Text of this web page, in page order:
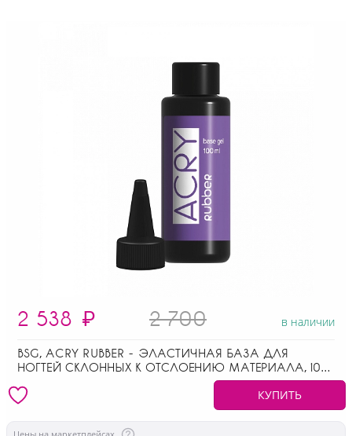
2 538 ₽ 2 700 в наличии
BSG, ACRY RUBBER - ЭЛАСТИЧНАЯ БАЗА ДЛЯ
НОГТЕЙ СКЛОННЫХ К ОТСЛОЕНИЮ МАТЕРИАЛА, 100
КУПИТЬ